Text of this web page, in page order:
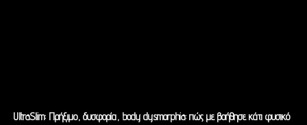
UltraSlim: Πρήξιμο, δυσφορία, body dysmorphia: πώς με βοήθησε κάτι φυσικό